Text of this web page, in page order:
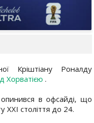
Кріштіану Роналду
Хорватією .
в офсайді, що
XXI століття до 24.